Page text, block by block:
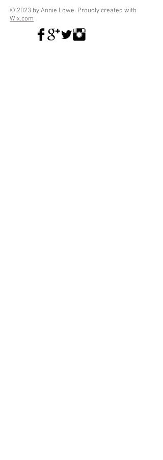
© 2023 by Annie Lowe. Proudly created with
Wix.com